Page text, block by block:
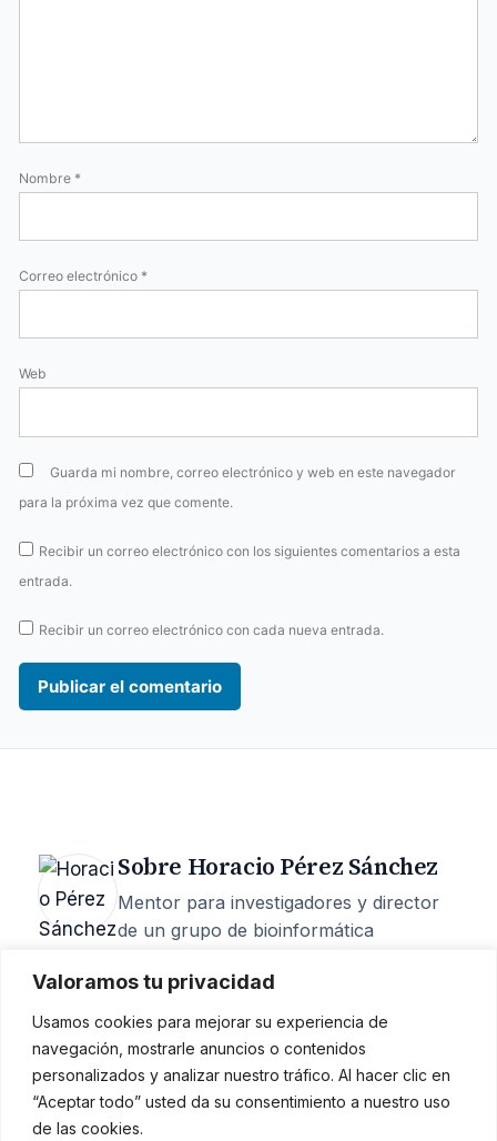
Valoramos tu privacidad
Usamos cookies para mejorar su experiencia de
navegación, mostrarle anuncios o contenidos
personalizados y analizar nuestro tráfico. Al hacer clic en
“Aceptar todo” usted da su consentimiento a nuestro uso
de las cookies.
Nombre *
Correo electrónico *
Web
Guarda mi nombre, correo electrónico y web en este navegador
para la próxima vez que comente.
Recibir un correo electrónico con los siguientes comentarios a esta
entrada.
Recibir un correo electrónico con cada nueva entrada.
Sobre Horacio Pérez Sánchez
Mentor para investigadores y director
de un grupo de bioinformática
carrera, 200+ artículos, 6 M€
captados, 15 tesis dirigidas y más de
400 episodios del podcastInvestigando
la investigación.
Mentoría · Quién soy·Podcast·